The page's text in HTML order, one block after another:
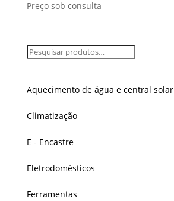
Preço sob consulta
Aquecimento de água e central solar
Climatização
E - Encastre
Eletrodomésticos
Ferramentas